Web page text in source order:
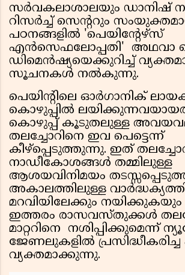
സർവകലാശാലയും ഡാനിഷ്
റിസർച്ച് സെന്ററും
പഠനങ്ങളിൽ 'പെയിന്റേഴ്സ്
എൻസെഫലോപ്പതി' അഥവാ
ഡിമെൻഷ്യയെക്കുറിച്ച്
സൂചനകൾ നൽകുന്നു.
പെയിന്റിലെ ഓർഗാനിക്
കൊഴുപ്പിൽ
കൊഴുപ്പ് കൂടുതലുള്ള
തലച്ചോറിനെ ഇവ പെട്ടെന്ന്
കീഴ്പ്പെടുത്തുന്നു. ഇത്
നാഡീകോശങ്ങൾ തമ്മിലുള്ള
ആശയവിനിമയം
അകാലത്തിലുള്ള
മറവിയിലേക്കും നയിക്കുകയും
ഇത്തരം രാസവസ്തുക്കൾ
മാറ്ററിനെ നശിപ്പിക്കുമെന്ന്
ജേണലുകളിൽ
വ്യക്തമാക്കുന്നു.